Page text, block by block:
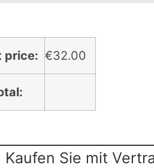
price: €32.00
Kaufen Sie mit